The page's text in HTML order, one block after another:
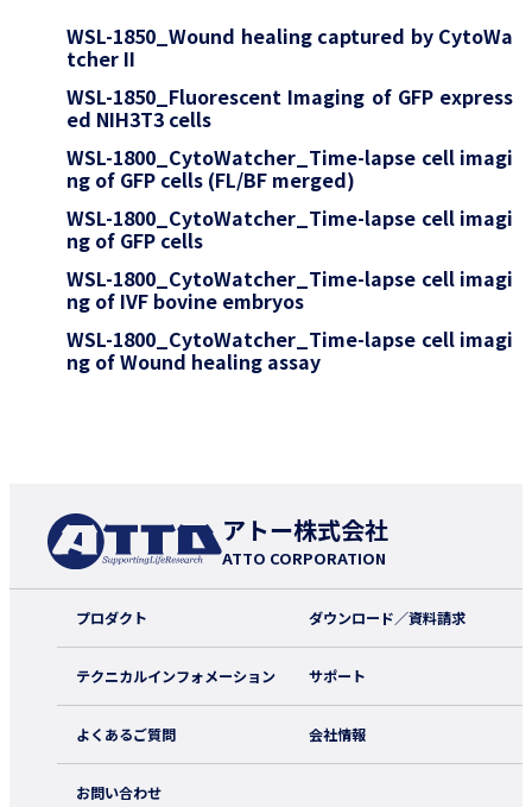
WSL-1850_Wound healing captured by CytoWa
tcher II
WSL-1850_Fluorescent Imaging of GFP express
ed NIH3T3 cells
WSL-1800_CytoWatcher_Time-lapse cell imagi
ng of GFP cells (FL/BF merged)
WSL-1800_CytoWatcher_Time-lapse cell imagi
ng of GFP cells
WSL-1800_CytoWatcher_Time-lapse cell imagi
ng of IVF bovine embryos
WSL-1800_CytoWatcher_Time-lapse cell imagi
ng of Wound healing assay
アトー株式会社
ATTO CORPORATION
プロダクト ダウンロード／資料請求
テクニカルインフォメーション サポート
よくあるご質問 会社情報
お問い合わせ